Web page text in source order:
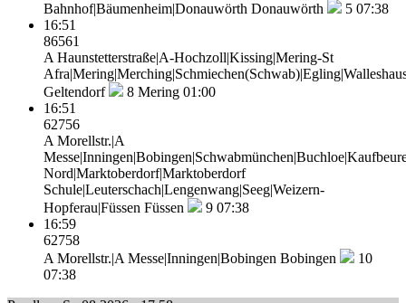
Bahnhof|Bäumenheim|Donauwörth Donauwörth 5 07:38
16:51
86561
A Haunstetterstraße|A-Hochzoll|Kissing|Mering-St
Geltendorf
8 Mering 01:00
16:51
62756
A Morellstr.|A
Nord|Marktoberdorf|Marktoberdorf
Schule|Leuterschach|Lengenwang|Seeg|Weizern-
Hopferau|Füssen Füssen 9 07:38
16:59
62758
A Morellstr.|A Messe|Inningen|Bobingen Bobingen
10
07:38